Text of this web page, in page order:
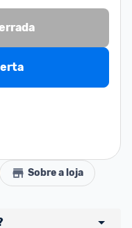
Sobre a loja